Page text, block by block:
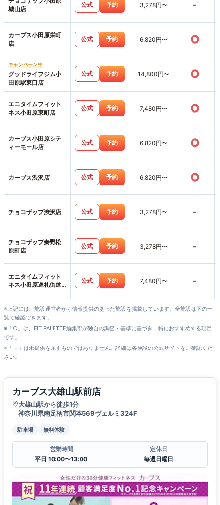
城山店
公式 予約 3,278円〜 -
カーブス小田原栄町
店
公式 予約 6,820円〜 ○
キャンペーン中
グッドライフジム小
田原駅東口店
公式 予約 14,800円〜 ○
エニタイムフィット
ネス小田原東町店
公式 予約 7,480円〜 ○
カーブス小田原シテ
ィーモール店
公式 予約 6,820円〜 ○
カーブス渋沢店 公式 予約 6,820円〜 ○
チョコザップ渋沢店 公式 予約 3,278円〜 -
チョコザップ秦野松
原町店
公式 予約 3,278円〜 -
エニタイムフィット
ネス小田原巡礼街道
公式 予約 7,480円〜 -
※上記には、施設運営者から情報提供のあった施設を掲載しています。全施設は下の一
覧で確認できます。
※「○」は、FIT PALETTE編集部が独自の調査・基準に基づき、特におすすめする項目
です。
※「－」は未提供を示すものではありません。詳細は各施設の公式サイトをご確認くだ
さい。
カーブス大雄山駅前店
大雄山駅から徒歩1分
神奈川県南足柄市関本569ヴェルミ324F
駐車場 無料体験
営業時間
平日 10:00〜13:00
定休日
毎週日曜日